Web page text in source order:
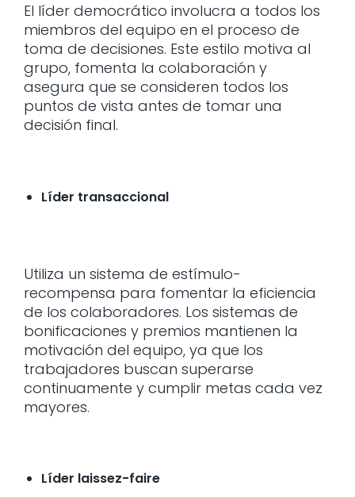
El líder democrático involucra a todos los
miembros del equipo en el proceso de
toma de decisiones. Este estilo motiva al
grupo, fomenta la colaboración y
asegura que se consideren todos los
puntos de vista antes de tomar una
decisión final.
Líder transaccional
Utiliza un sistema de estímulo-
recompensa para fomentar la eficiencia
de los colaboradores. Los sistemas de
bonificaciones y premios mantienen la
motivación del equipo, ya que los
trabajadores buscan superarse
continuamente y cumplir metas cada vez
mayores.
Líder laissez-faire